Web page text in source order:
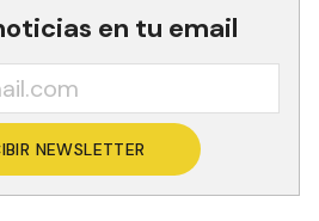
en tu email
NEWSLETTER